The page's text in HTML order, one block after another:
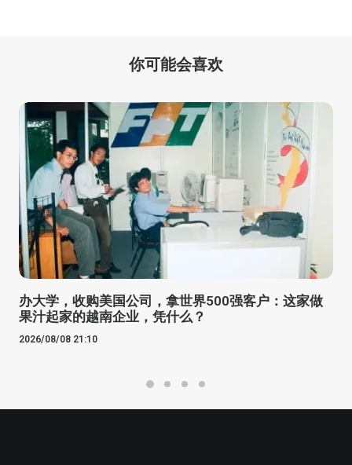
你可能会喜欢
办大学，收购美国公司，拿世界500强客户：这家做
果汁起家的越南企业，凭什么？
2026/08/08 21:10